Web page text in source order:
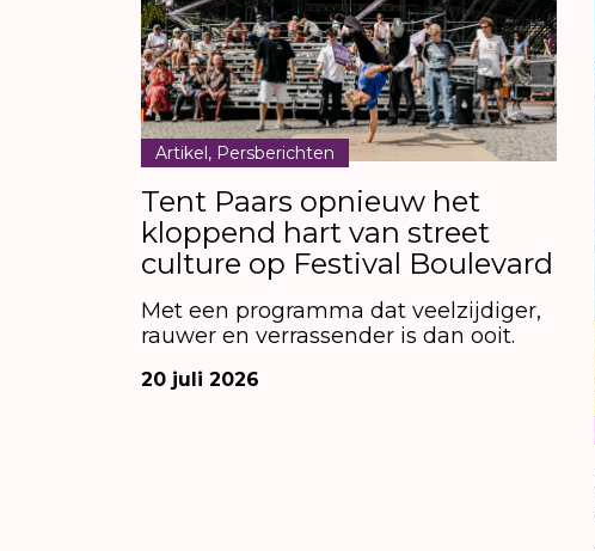
Tent Paars opnieuw het
kloppend hart van street
culture op Festival Boulevard
Met een programma dat veelzijdiger,
rauwer en verrassender is dan ooit.
20 juli 2026
Artikel, Persberichten